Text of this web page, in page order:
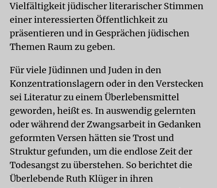
Vielfältigkeit jüdischer literarischer Stimmen
einer interessierten Öffentlichkeit zu
präsentieren und in Gesprächen jüdischen
Themen Raum zu geben.
Für viele Jüdinnen und Juden in den
Konzentrationslagern oder in den Verstecken
sei Literatur zu einem Überlebensmittel
geworden, heißt es. In auswendig gelernten
oder während der Zwangsarbeit in Gedanken
geformten Versen hätten sie Trost und
Struktur gefunden, um die endlose Zeit der
Todesangst zu überstehen. So berichtet die
Überlebende Ruth Klüger in ihren